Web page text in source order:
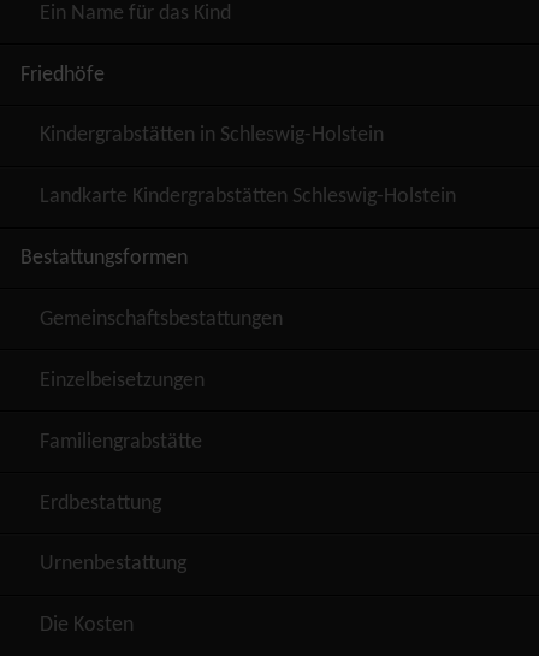
Ein Name für das Kind
Friedhöfe
Kindergrabstätten in Schleswig-Holstein
Landkarte Kindergrabstätten Schleswig-Holstein
Bestattungsformen
Gemeinschaftsbestattungen
Einzelbeisetzungen
Familiengrabstätte
Erdbestattung
Urnenbestattung
Die Kosten